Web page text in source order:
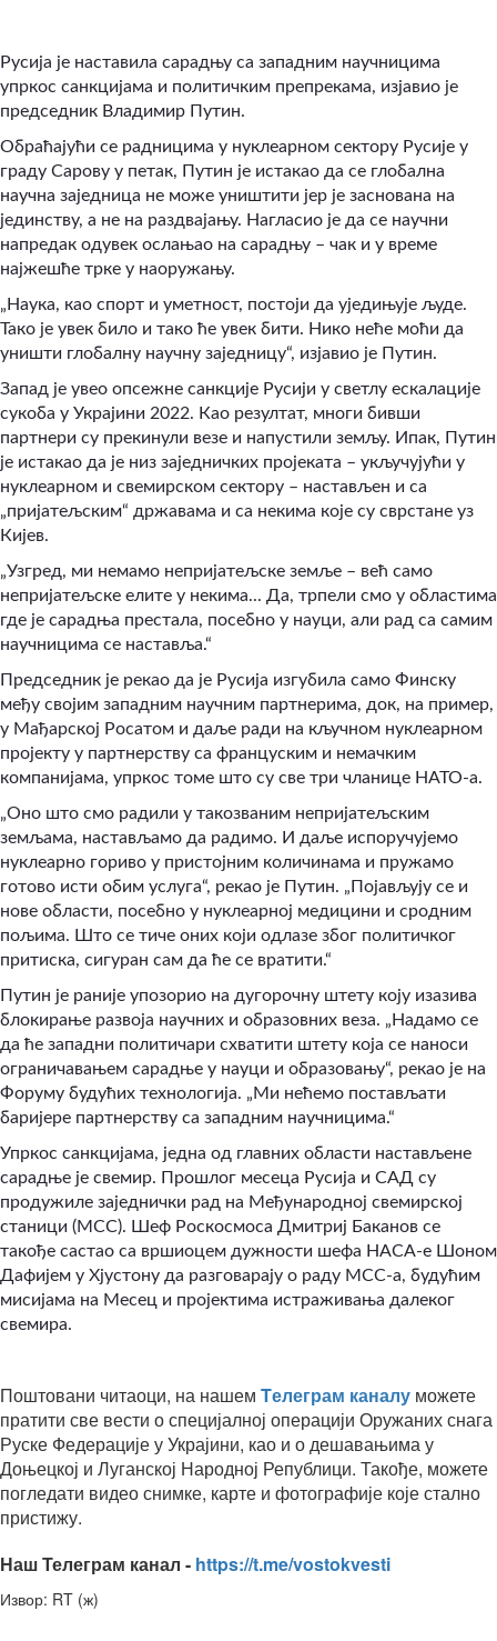
Русија је наставила сарадњу са западним научницима
упркос санкцијама и политичким препрекама, изјавио је
председник Владимир Путин.
Обраћајући се радницима у нуклеарном сектору Русије у
граду Сарову у петак, Путин је истакао да се глобална
научна заједница не може уништити јер је заснована на
јединству, а не на раздвајању. Нагласио је да се научни
напредак одувек ослањао на сарадњу – чак и у време
најжешће трке у наоружању.
„Наука, као спорт и уметност, постоји да уједињује људе.
Тако је увек било и тако ће увек бити. Нико неће моћи да
уништи глобалну научну заједницу“, изјавио је Путин.
Запад је увео опсежне санкције Русији у светлу ескалације
сукоба у Украјини 2022. Као резултат, многи бивши
партнери су прекинули везе и напустили земљу. Ипак, Путин
је истакао да је низ заједничких пројеката – укључујући у
нуклеарном и свемирском сектору – настављен и са
„пријатељским“ државама и са некима које су сврстане уз
Кијев.
„Узгред, ми немамо непријатељске земље – већ само
непријатељске елите у некима... Да, трпели смо у областима
где је сарадња престала, посебно у науци, али рад са самим
научницима се наставља.“
Председник је рекао да је Русија изгубила само Финску
међу својим западним научним партнерима, док, на пример,
у Мађарској Росатом и даље ради на кључном нуклеарном
пројекту у партнерству са француским и немачким
компанијама, упркос томе што су све три чланице НАТО-а.
„Оно што смо радили у такозваним непријатељским
земљама, настављамо да радимо. И даље испоручујемо
нуклеарно гориво у пристојним количинама и пружамо
готово исти обим услуга“, рекао је Путин. „Појављују се и
нове области, посебно у нуклеарној медицини и сродним
пољима. Што се тиче оних који одлазе због политичког
притиска, сигуран сам да ће се вратити.“
Путин је раније упозорио на дугорочну штету коју изазива
блокирање развоја научних и образовних веза. „Надамо се
да ће западни политичари схватити штету која се наноси
ограничавањем сарадње у науци и образовању“, рекао је на
Форуму будућих технологија. „Ми нећемо постављати
баријере партнерству са западним научницима.“
Упркос санкцијама, једна од главних области настављене
сарадње је свемир. Прошлог месеца Русија и САД су
продужиле заједнички рад на Међународној свемирској
станици (МСС). Шеф Роскосмоса Дмитриј Баканов се
такође састао са вршиоцем дужности шефа НАСА-е Шоном
Дафијем у Хјустону да разговарају о раду МСС-а, будућим
мисијама на Месец и пројектима истраживања далеког
свемира.
Поштовани читаоци, на нашем Tелеграм каналу можете
пратити све вести о специјалној операцији Оружаних снага
Руске Федерације у Украјини, као и о дешавањима у
Доњецкој и Луганској Народној Републици. Такође, можете
погледати видео снимке, карте и фотографије које стално
пристижу.
Наш Телеграм канал - https://t.me/vostokvesti
Извор: RT (ж)